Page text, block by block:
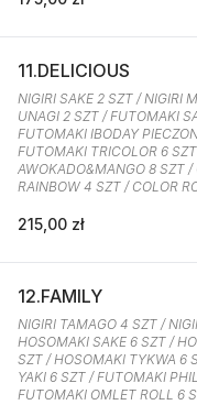
11.DELICIOUS
NIGIRI SAKE 2 SZT / NIGIRI
UNAGI 2 SZT / FUTOMAKI
FUTOMAKI IBODAY
FUTOMAKI TRICOLOR 6
AWOKADO&MANGO 8 SZT /
RAINBOW 4 SZT / COLOR
215,00 zł
12.FAMILY
NIGIRI TAMAGO 4 SZT /
HOSOMAKI SAKE 6 SZT /
SZT / HOSOMAKI TYKWA 6
YAKI 6 SZT / FUTOMAKI
FUTOMAKI OMLET ROLL 6